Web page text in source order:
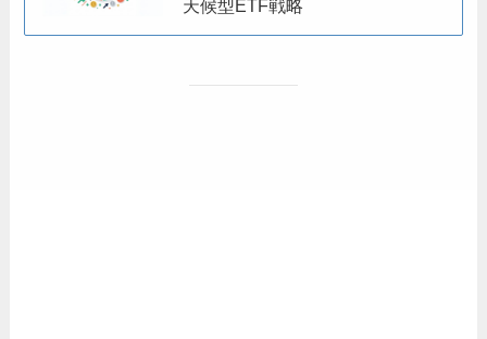
天候型ETF戦略